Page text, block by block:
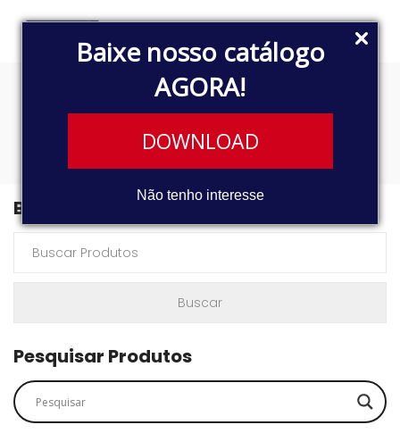
Baixe nosso catálogo
AGORA!
DOWNLOAD
Não tenho interesse
A009.153.50.28
Buscar Produtos
Pesquisar Produtos